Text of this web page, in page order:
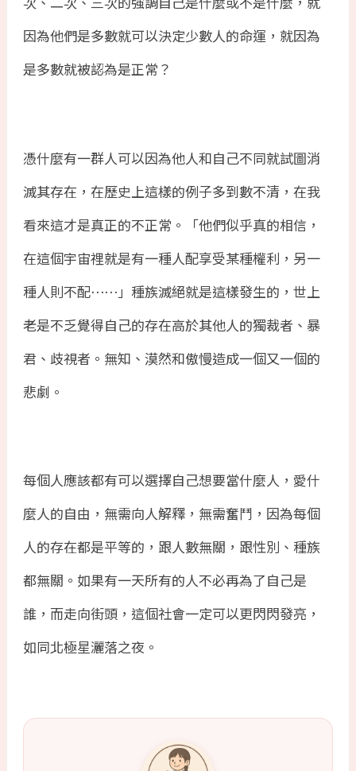
因為他們是多數就可以決定少數人的命運，就因為
是多數就被認為是正常？
憑什麼有一群人可以因為他人和自己不同就試圖消
滅其存在，在歷史上這樣的例子多到數不清，在我
看來這才是真正的不正常。「他們似乎真的相信，
在這個宇宙𥚃就是有一種人配享受某種權利，另一
種人則不配⋯⋯」種族滅絕就是這樣發生的，世上
老是不乏覺得自己的存在高於其他人的獨裁者、暴
君、歧視者。無知、漠然和傲慢造成一個又一個的
悲劇。
每個人應該都有可以選擇自己想要當什麼人，愛什
麼人的自由，無需向人解釋，無需奮鬥，因為每個
人的存在都是平等的，跟人數無關，跟性別、種族
都無關。如果有一天所有的人不必再為了自己是
誰，而走向街頭，這個社會一定可以更閃閃發亮，
如同北極星灑落之夜。